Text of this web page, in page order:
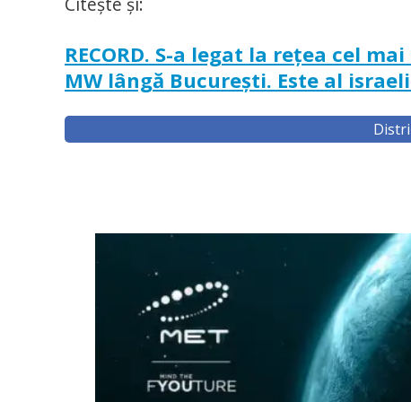
RECORD. S-a legat la rețea cel
MW lângă București. Este al